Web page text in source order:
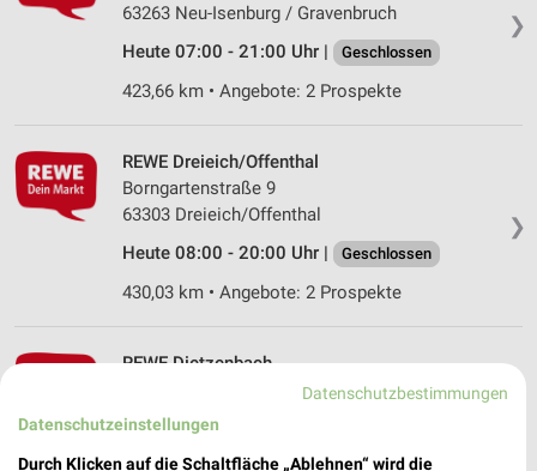
❯
63263 Neu-Isenburg / Gravenbruch
Heute 07:00 - 21:00 Uhr |
Geschlossen
423,66 km • Angebote: 2 Prospekte
❯
REWE Dreieich/Offenthal
Borngartenstraße 9
63303 Dreieich/Offenthal
Heute 08:00 - 20:00 Uhr |
Geschlossen
430,03 km • Angebote: 2 Prospekte
REWE Dietzenbach
63128 Dietzenbach
Heute 07:00 - 22:00 Uhr |
Geschlossen
Datenschutzbestimmungen
Datenschutzeinstellungen
Durch Klicken auf die Schaltfläche „Ablehnen“ wird die